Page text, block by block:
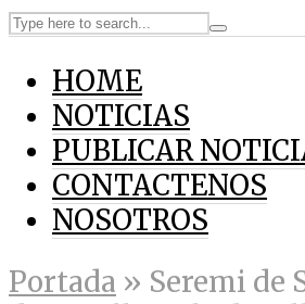
HOME
NOTICIAS
PUBLICAR
CONTACTENOS
NOSOTROS
Portada » Seremi de